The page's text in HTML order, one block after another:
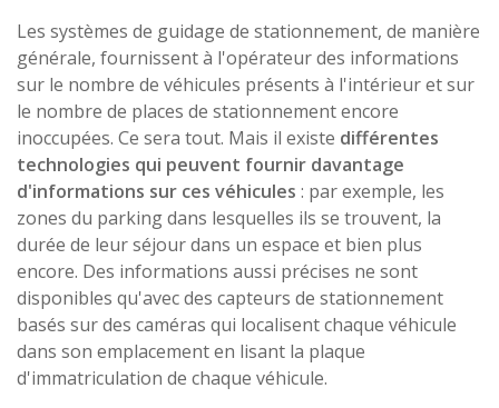
Les systèmes de guidage de stationnement, de manière
générale, fournissent à l'opérateur des informations
sur le nombre de véhicules présents à l'intérieur et sur
le nombre de places de stationnement encore
inoccupées. Ce sera tout. Mais il existe différentes
technologies qui peuvent fournir davantage
d'informations sur ces véhicules : par exemple, les
zones du parking dans lesquelles ils se trouvent, la
durée de leur séjour dans un espace et bien plus
encore. Des informations aussi précises ne sont
disponibles qu'avec des capteurs de stationnement
basés sur des caméras qui localisent chaque véhicule
dans son emplacement en lisant la plaque
d'immatriculation de chaque véhicule.